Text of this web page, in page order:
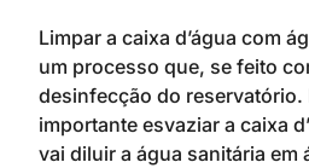
Limpar a caixa d’água com
um processo que, se feito
desinfecção do reservatório.
importante esvaziar a caixa
vai diluir a água sanitária em